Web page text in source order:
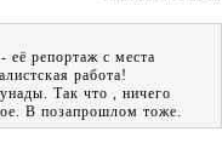
её репортаж с места
работа!
Так что , ничего
В позапрошлом тоже.